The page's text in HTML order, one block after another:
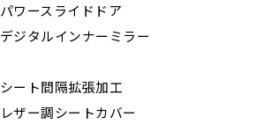
パワースライドドア
デジタルインナーミラー
シート間隔拡張加工
レザー調シートカバー